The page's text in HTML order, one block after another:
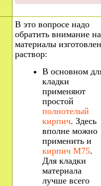
В это вопросе надо
обратить внимание на
материалы
раствор:
В основном
кладки
применяют
простой
полнотелый
кирпич. Здесь
вполне можно
применить и
кирпич М75.
Для кладки
материала
лучше всего